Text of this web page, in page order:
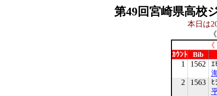
第49回宮崎県高校
本日は
ｶｳﾝﾄ Bib
1 1562
ｴ
2
1563
ﾋ